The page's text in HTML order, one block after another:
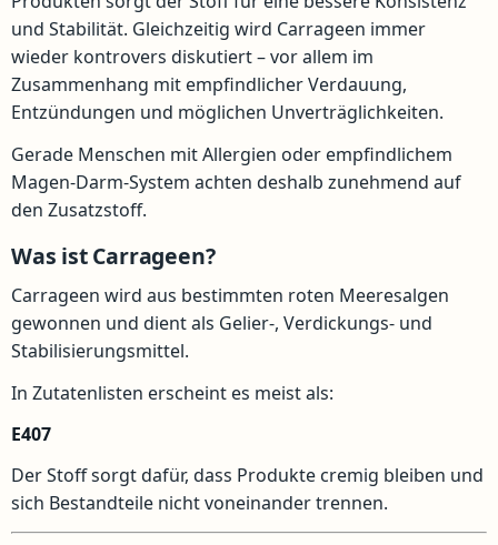
und Stabilität. Gleichzeitig wird Carrageen immer
wieder kontrovers diskutiert – vor allem im
Zusammenhang mit empfindlicher Verdauung,
Entzündungen und möglichen Unverträglichkeiten.
Gerade Menschen mit Allergien oder empfindlichem
Magen-Darm-System achten deshalb zunehmend auf
den Zusatzstoff.
Was ist Carrageen?
Carrageen wird aus bestimmten roten Meeresalgen
gewonnen und dient als Gelier-, Verdickungs- und
Stabilisierungsmittel.
In Zutatenlisten erscheint es meist als:
E407
Der Stoff sorgt dafür, dass Produkte cremig bleiben und
sich Bestandteile nicht voneinander trennen.